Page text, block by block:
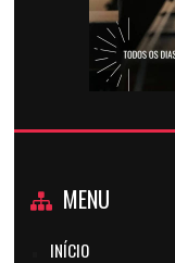
MENU
INÍCIO